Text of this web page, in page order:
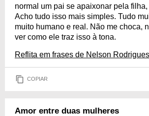
normal um pai se apaixonar pela
Acho tudo isso mais simples. Tudo
muito humano e real. Não me choca,
ver como ele traz isso à tona.
Reflita em frases de Nelson Rodrigues
COPIAR
Amor entre duas mulheres